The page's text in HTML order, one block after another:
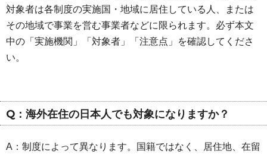
対象者は各制度の実施国・地域に居住している人、または
その地域で事業を営む事業者などに限られます。必ず本文
中の「実施機関」「対象者」「注意点」を確認してくださ
い。
Q：海外在住の日本人でも対象になりますか？
A：制度によって異なります。国籍ではなく、居住地、在留